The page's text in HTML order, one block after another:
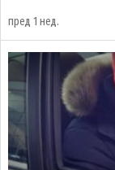
пред 1 нед.